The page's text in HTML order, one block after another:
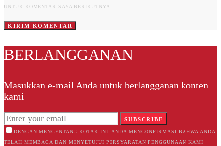
UNTUK KOMENTAR SAYA BERIKUTNYA.
BERLANGGANAN
Masukkan e-mail Anda untuk berlangganan konten
kami
SUBSCRIBE
DENGAN MENCENTANG KOTAK INI, ANDA MENGONFIRMASI BAHWA ANDA
TELAH MEMBACA DAN MENYETUJUI PERSYARATAN PENGGUNAAN KAMI